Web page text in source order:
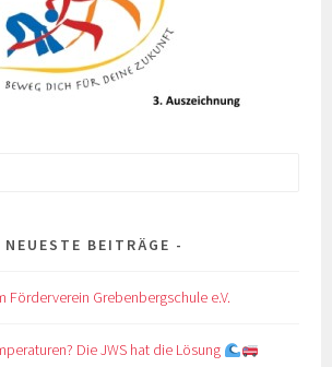
NEUESTE BEITRÄGE
Förderverein Grebenbergschule e.V.
Die JWS hat die Lösung